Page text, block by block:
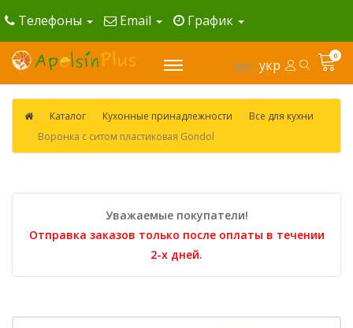
Телефоны Email График
рус укр
0
Каталог Кухонные принадлежности
Все для кухни
Воронка с ситом пластиковая Gondol
Уважаемые покупатели!
Отправка заказов только после оплаты в течении
2-х дней.